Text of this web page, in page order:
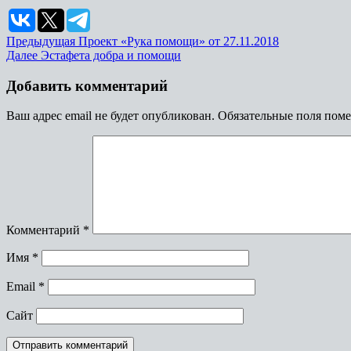
Предыдущая Проект «Рука помощи» от 27.11.2018
Далее Эстафета добра и помощи
Добавить комментарий
Ваш адрес email не будет опубликован. Обязательные поля
Комментарий *
Имя *
Email *
Сайт